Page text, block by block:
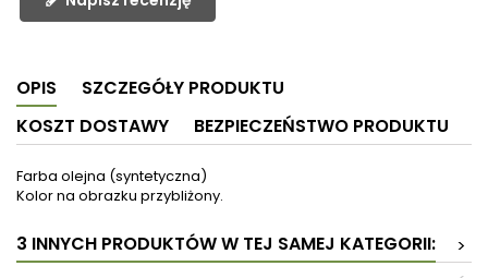
OPIS
SZCZEGÓŁY PRODUKTU
KOSZT DOSTAWY
BEZPIECZEŃSTWO PRODUKTU
Farba olejna (syntetyczna)
Kolor na obrazku przybliżony.
3 INNYCH PRODUKTÓW W TEJ SAMEJ KATEGORII:
>